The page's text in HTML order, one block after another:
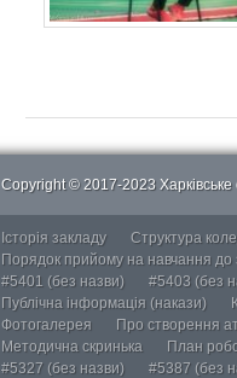
Copyright © 2017-2023 Харківське
Історія закладу Структура
Порядок прийому на навчання до
#5401 (без назви)
#5403 (без
Публічна інформація (накази)
Фотогалерея
Про створення
Методична скринька
План
#5327 (без назви)
#5387 (без